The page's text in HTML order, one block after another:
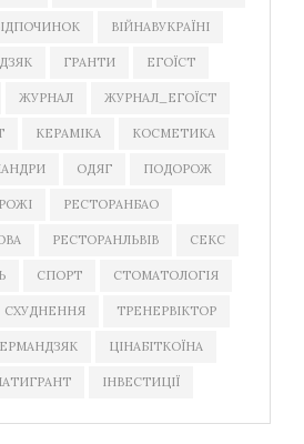
ВІЙНАВУКРАЇНІ
ГРАНТИ ЕГОЇСТ
ЖУРНАЛ ЖУРНАЛ_ЕГОЇСТ
КЕРАМІКА КОСМЕТИКА
ОДЯГ ПОДОРОЖ
РЕСТОРАНБАО
РЕСТОРАНЛЬВІВ СЕКС
СПОРТ СТОМАТОЛОГІЯ
СХУДНЕННЯ ТРЕНЕРВІКТОР
ЦІНАБІТКОЇНА
ІНВЕСТИЦІЇ